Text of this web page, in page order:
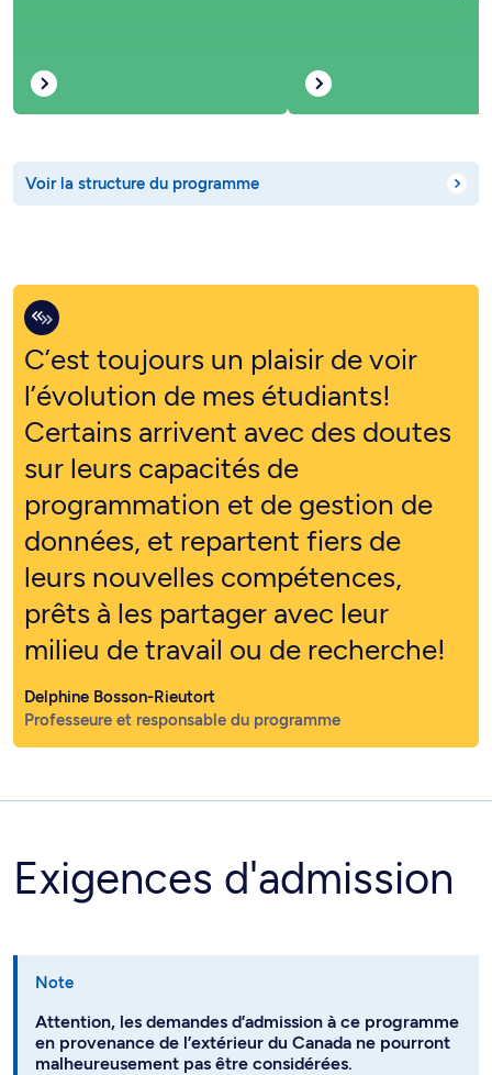
Voir la structure du programme
C’est toujours un plaisir de voir
l’évolution de mes étudiants!
Certains arrivent avec des doutes
sur leurs capacités de
programmation et de gestion de
données, et repartent fiers de
leurs nouvelles compétences,
prêts à les partager avec leur
milieu de travail ou de recherche!
Delphine Bosson-Rieutort
Professeure et responsable du programme
Exigences d'admission
Note
Attention, les demandes d’admission à ce programme
en provenance de l’extérieur du Canada ne pourront
malheureusement pas être considérées.